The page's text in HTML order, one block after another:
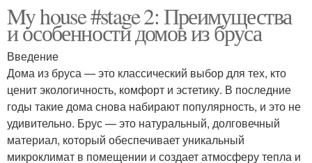
My house #stage 2: Преимущества
и особенности домов из бруса
Введение
Дома из бруса — это классический выбор для тех, кто
ценит экологичность, комфорт и эстетику. В последние
годы такие дома снова набирают популярность, и это не
удивительно. Брус — это натуральный, долговечный
материал, который обеспечивает уникальный
микроклимат в помещении и создает атмосферу тепла и